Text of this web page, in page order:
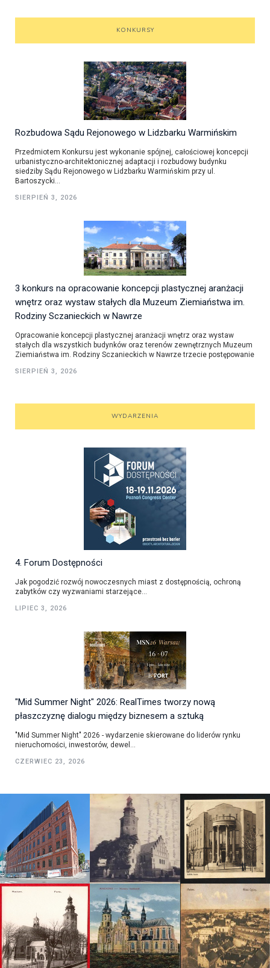
KONKURSY
Rozbudowa Sądu Rejonowego w Lidzbarku Warmińskim
Przedmiotem Konkursu jest wykonanie spójnej, całościowej koncepcji
urbanistyczno-architektonicznej adaptacji i rozbudowy budynku
siedziby Sądu Rejonowego w Lidzbarku Warmińskim przy ul.
Bartoszycki...
SIERPIEŃ 3, 2026
3 konkurs na opracowanie koncepcji plastycznej aranżacji
wnętrz oraz wystaw stałych dla Muzeum Ziemiaństwa im.
Rodziny Sczanieckich w Nawrze
Opracowanie koncepcji plastycznej aranżacji wnętrz oraz wystaw
stałych dla wszystkich budynków oraz terenów zewnętrznych Muzeum
Ziemiaństwa im. Rodziny Sczanieckich w Nawrze trzecie postępowanie
SIERPIEŃ 3, 2026
WYDARZENIA
4. Forum Dostępności
Jak pogodzić rozwój nowoczesnych miast z dostępnością, ochroną
zabytków czy wyzwaniami starzejące...
LIPIEC 3, 2026
"Mid Summer Night" 2026: RealTimes tworzy nową
płaszczyznę dialogu między biznesem a sztuką
"Mid Summer Night" 2026 - wydarzenie skierowane do liderów rynku
nieruchomości, inwestorów, dewel...
CZERWIEC 23, 2026